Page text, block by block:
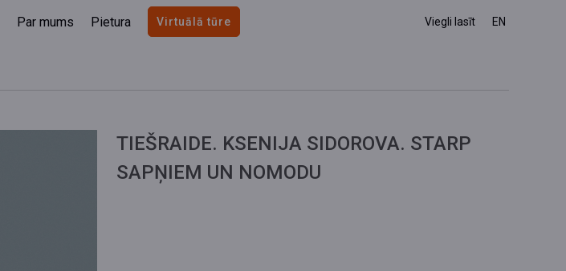
Par mums Pietura Virtuālā tūre Viegli lasīt EN
TIEŠRAIDE. KSENIJA SIDOROVA. STARP
SAPŅIEM UN NOMODU